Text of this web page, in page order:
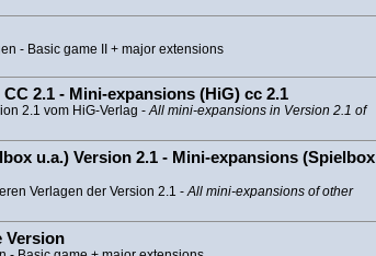
- Basic game II + major extensions
2.1 - Mini-expansions (HiG) cc 2.1
2.1 vom HiG-Verlag -All mini-expansions in Version 2.1 of
u.a.) Version 2.1 - Mini-expansions (Spielbox
Verlagen der Version 2.1 -All mini-expansions of other
Version